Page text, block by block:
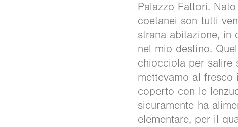
Palazzo Fattori.
coetanei son tutti
strana abitazione, in
nel mio destino.
chiocciola per salire
mettevamo al
coperto con le
sicuramente ha
elementare, per il